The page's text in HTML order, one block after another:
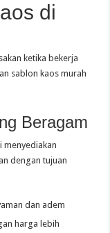
di
ketika bekerja
sablon kaos murah
Beragam
menyediakan
dengan tujuan
dan adem
harga lebih